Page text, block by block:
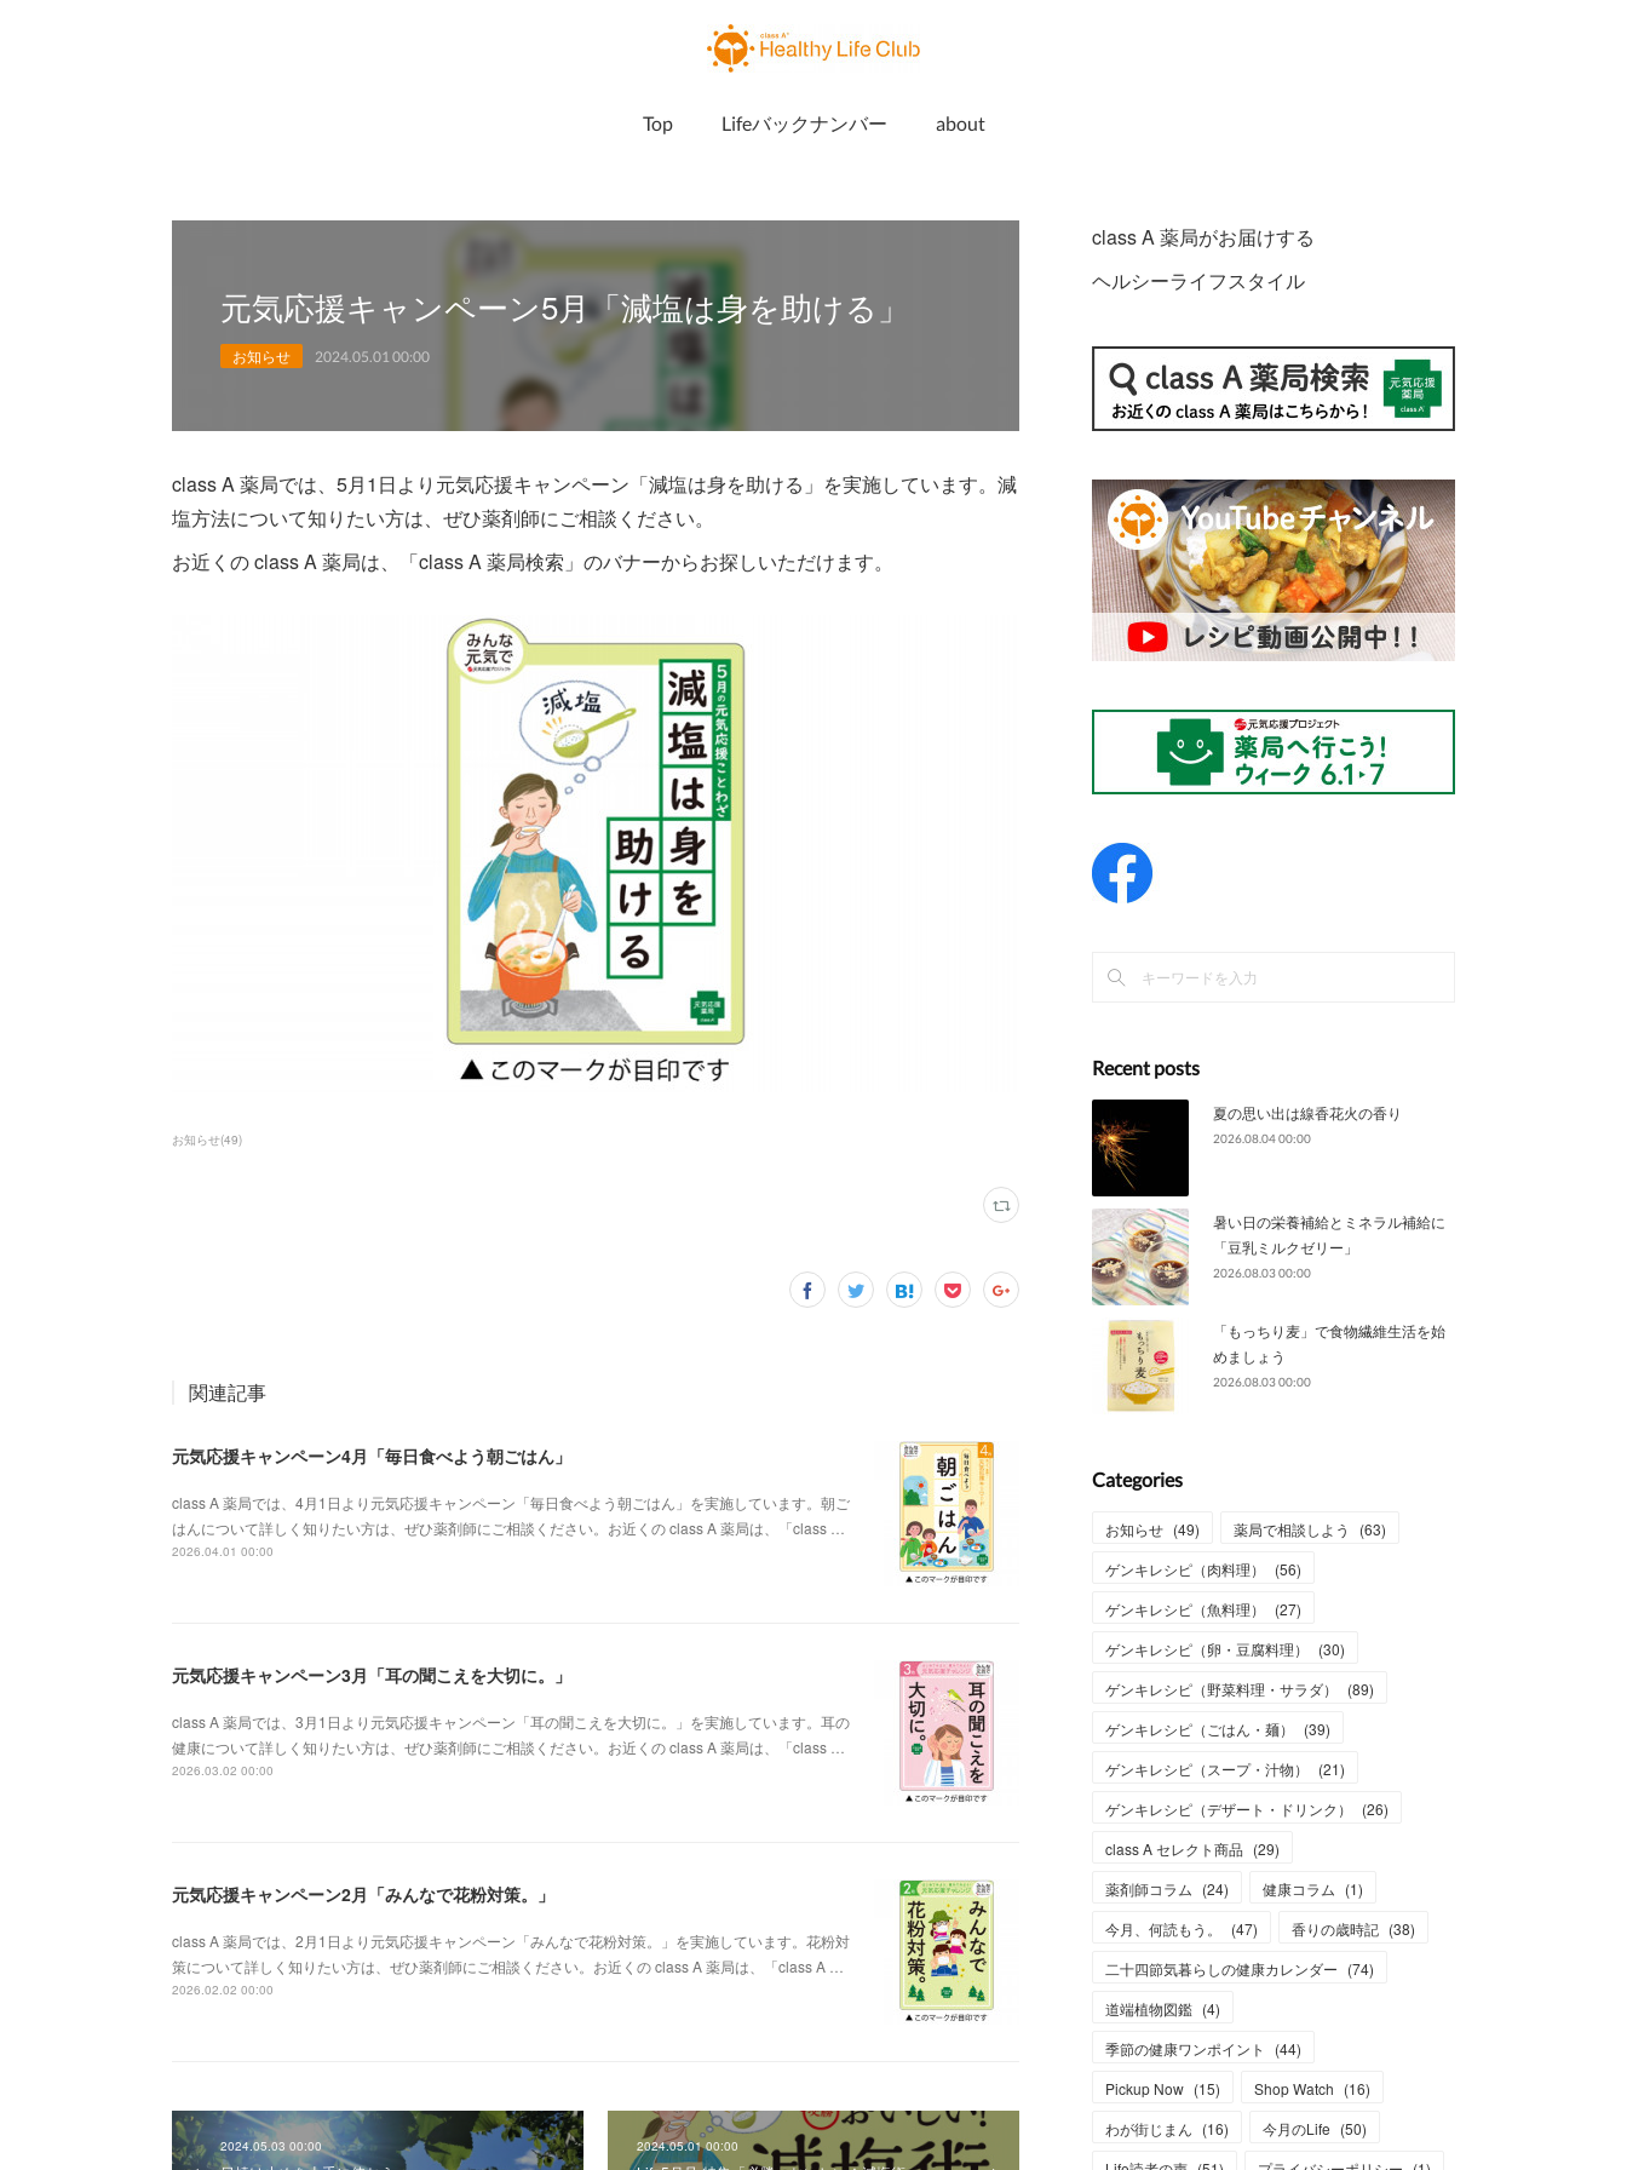
Top Lifeバックナンバー about
元気応援キャンペーン5月「減塩は身を助ける」
お知らせ 2024.05.01 00:00
class A 薬局では、5月1日より元気応援キャンペーン「減塩は身を助ける」を実施しています。減
塩方法について知りたい方は、ぜひ薬剤師にご相談ください。
お近くの class A 薬局は、「class A 薬局検索」のバナーからお探しいただけます。
お知らせ(49)
関連記事
元気応援キャンペーン4月「毎日食べよう朝ごはん」
class A 薬局では、4月1日より元気応援キャンペーン「毎日食べよう朝ごはん」を実施しています。朝ご
はんについて詳しく知りたい方は、ぜひ薬剤師にご相談ください。お近くの class A 薬局は、「class …
2026.04.01 00:00
元気応援キャンペーン3月「耳の聞こえを大切に。」
class A 薬局では、3月1日より元気応援キャンペーン「耳の聞こえを大切に。」を実施しています。耳の
健康について詳しく知りたい方は、ぜひ薬剤師にご相談ください。お近くの class A 薬局は、「class …
2026.03.02 00:00
元気応援キャンペーン2月「みんなで花粉対策。」
class A 薬局では、2月1日より元気応援キャンペーン「みんなで花粉対策。」を実施しています。花粉対
策について詳しく知りたい方は、ぜひ薬剤師にご相談ください。お近くの class A 薬局は、「class A …
2026.02.02 00:00
2024.05.03 00:00 2024.05.01 00:00
class A 薬局がお届けする
ヘルシーライフスタイル
Recent posts
夏の思い出は線香花火の香り
2026.08.04 00:00
暑い日の栄養補給とミネラル補給に
「豆乳ミルクゼリー」
2026.08.03 00:00
「もっちり麦」で食物繊維生活を始
めましょう
2026.08.03 00:00
Categories
お知らせ (49) 薬局で相談しよう (63)
ゲンキレシピ（肉料理）
(56)
ゲンキレシピ（魚料理）
(27)
ゲンキレシピ（卵・豆腐料理）
(30)
ゲンキレシピ（野菜料理・サラダ）
(89)
ゲンキレシピ（ごはん・麺）
(39)
ゲンキレシピ（スープ・汁物）
(21)
ゲンキレシピ（デザート・ドリンク）
(26)
class A セレクト商品 (29)
薬剤師コラム (24) 健康コラム (1)
今月、何読もう。
(47) 香りの歳時記 (38)
二十四節気暮らしの健康カレンダー (74)
道端植物図鑑 (4)
季節の健康ワンポイント
(44)
Pickup Now (15) Shop Watch (16)
わが街じまん (16) 今月のLife (50)